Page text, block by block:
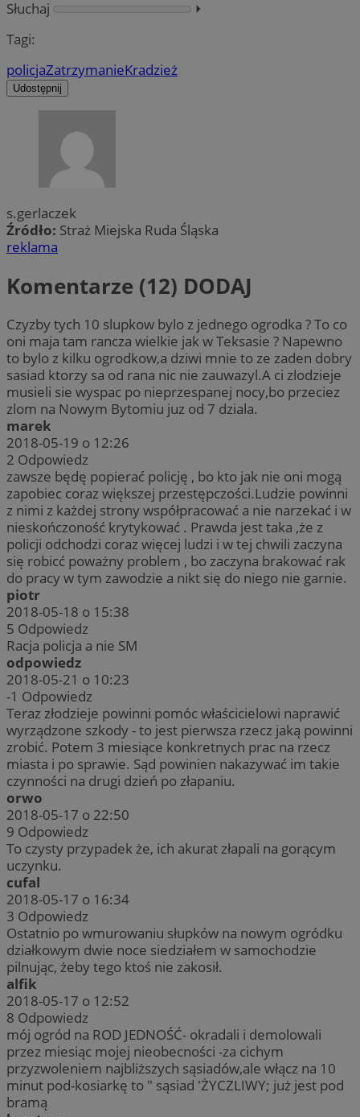
Słuchaj
⏵︎
Tagi:
policjaZatrzymanieKradzież
Udostępnij
s.gerlaczek
Źródło: Straż Miejska Ruda Śląska
reklama
Komentarze (12) DODAJ
Czyzby tych 10 slupkow bylo z jednego ogrodka ? To co
oni maja tam rancza wielkie jak w Teksasie ? Napewno
to bylo z kilku ogrodkow,a dziwi mnie to ze zaden dobry
sasiad ktorzy sa od rana nic nie zauwazyl.A ci zlodzieje
musieli sie wyspac po nieprzespanej nocy,bo przeciez
zlom na Nowym Bytomiu juz od 7 dziala.
marek
2018-05-19 o 12:26
2 Odpowiedz
zawsze będę popierać policję , bo kto jak nie oni mogą
zapobiec coraz większej przestępczości.Ludzie powinni
z nimi z każdej strony współpracować a nie narzekać i w
nieskończoność krytykować . Prawda jest taka ,że z
policji odchodzi coraz więcej ludzi i w tej chwili zaczyna
się robicć poważny problem , bo zaczyna brakować rak
do pracy w tym zawodzie a nikt się do niego nie garnie.
piotr
2018-05-18 o 15:38
5 Odpowiedz
Racja policja a nie SM
odpowiedz
2018-05-21 o 10:23
-1 Odpowiedz
Teraz złodzieje powinni pomóc właścicielowi naprawić
wyrządzone szkody - to jest pierwsza rzecz jaką powinni
zrobić. Potem 3 miesiące konkretnych prac na rzecz
miasta i po sprawie. Sąd powinien nakazywać im takie
czynności na drugi dzień po złapaniu.
orwo
2018-05-17 o 22:50
9 Odpowiedz
To czysty przypadek że, ich akurat złapali na gorącym
uczynku.
cufal
2018-05-17 o 16:34
3 Odpowiedz
Ostatnio po wmurowaniu słupków na nowym ogródku
działkowym dwie noce siedziałem w samochodzie
pilnując, żeby tego ktoś nie zakosił.
alfik
2018-05-17 o 12:52
8 Odpowiedz
mój ogród na ROD JEDNOŚĆ- okradali i demolowali
przez miesiąc mojej nieobecności -za cichym
przyzwoleniem najbliższych sąsiadów,ale włącz na 10
minut pod-kosiarkę to " sąsiad 'ŻYCZLIWY; już jest pod
bramą